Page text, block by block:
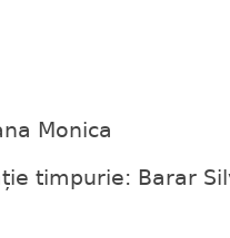
Monica
timpurie: Barar